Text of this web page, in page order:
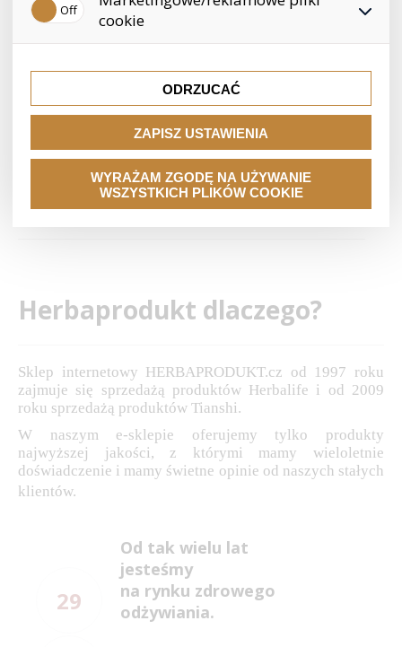
producent
na
nazwa producent ceny
Herbaprodukt dlaczego?
Sklep internetowy HERBAPRODUKT.cz od 1997 roku
zajmuje się sprzedażą produktów Herbalife i od 2009
roku sprzedażą produktów Tianshi.
W naszym e-sklepie oferujemy tylko produkty
najwyższej jakości, z którymi mamy wieloletnie
doświadczenie i mamy świetne opinie od naszych stałych
klientów.
29
Od tak wielu lat
jesteśmy
na rynku zdrowego
odżywiania.
odwiedzonych linków, przeglądanych towarów itp.
zapewnia lepsze doświadczenia zakupowe. Dzięki nim
rekomendacji produktów lub innych nieistotnych ofert.
cookie
kampanie marketingowe.
ODRZUCAĆ
ZAPISZ USTAWIENIA
WYRAŻAM ZGODĘ NA UŻYWANIE
WSZYSTKICH PLIKÓW COOKIE